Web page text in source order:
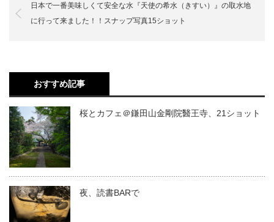
日本で一番美味しくて安全な水『天使の希水（きすい）』の取水地
に行って来ました！！スナップ写真15ショット
おすすめ記事
桜とカフェ＠鎌田山金剛院醫王寺、21ショット
夜、読書BARで